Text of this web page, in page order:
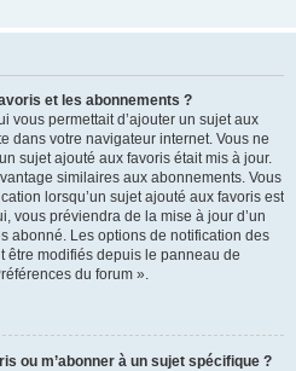
et les abonnements ?
vous permettait d’ajouter un sujet aux
dans votre navigateur internet. Vous ne
sujet ajouté aux favoris était mis à jour.
similaires aux abonnements. Vous
lorsqu’un sujet ajouté aux favoris est
vous préviendra de la mise à jour d’un
abonné. Les options de notification des
être modifiés depuis le panneau de
du forum ».
ou m’abonner à un sujet spécifique ?